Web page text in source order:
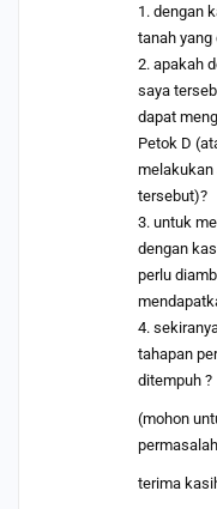
1. dengan
tanah yang
2. apakah
saya
dapat
Petok D
melakukan
tersebut)?
3. untuk
dengan
perlu
4.
tahapan
ditempuh ?
(mohon
terima